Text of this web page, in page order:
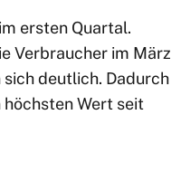
ersten Quartal.
Verbraucher im März
deutlich. Dadurch
Wert seit